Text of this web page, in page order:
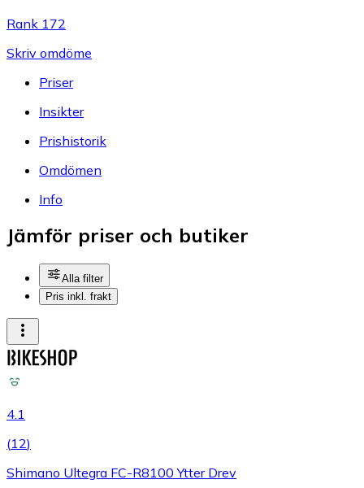
Rank 172
Skriv omdöme
Priser
Insikter
Prishistorik
Omdömen
Info
Jämför priser och butiker
Alla filter
Pris inkl. frakt
4.1
(12)
Shimano Ultegra FC-R8100 Ytter Drev